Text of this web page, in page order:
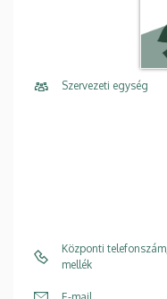
Szervezeti egység
Központi telefonszám,
mellék